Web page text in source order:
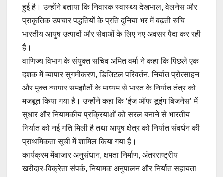
हुई है। उन्होंने बताया कि निवारक स्वास्थ्य देखभाल, वेलनेस और
प्राकृतिक उपचार पद्धतियों के प्रति दुनिया भर में बढ़ती रुचि
भारतीय आयुष उत्पादों और सेवाओं के लिए नए अवसर पैदा कर रही
है।
वाणिज्य विभाग के संयुक्त सचिव अमित वर्मा ने कहा कि पिछले एक
दशक में व्यापार सुगमीकरण, डिजिटल परिवर्तन, निर्यात प्रोत्साहन
और मुक्त व्यापार समझौतों के माध्यम से भारत के निर्यात तंत्र को
मजबूत किया गया है। उन्होंने कहा कि ‘ईज ऑफ डूइंग बिजनेस’ में
सुधार और नियामकीय प्रक्रियाओं को सरल बनाने से भारतीय
निर्यात को नई गति मिली है तथा आयुष क्षेत्र को निर्यात संवर्धन की
प्राथमिकता सूची में शामिल किया गया है।
कार्यक्रम मेंबाजार अनुसंधान, क्षमता निर्माण, अंतरराष्ट्रीय
खरीदार-विक्रेता संपर्क, नियामक अनुपालन और निर्यात सहायता